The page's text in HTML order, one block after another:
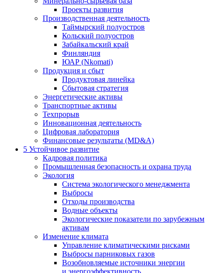
Проекты развития
Производственная деятельность
Таймырский полуостров
Кольский полуостров
Забайкальский край
Финляндия
ЮАР (Nkomati)
Продукция и сбыт
Продуктовая линейка
Сбытовая стратегия
Энергетические активы
Транспортные активы
Техпрорыв
Инновационная деятельность
Цифровая лаборатория
Финансовые результаты (MD&A)
5 Устойчивое развитие
Кадровая политика
Промышленная безопасность и охрана труда
Экология
Система экологического менеджмента
Выбросы
Отходы производства
Водные объекты
Экологические показатели по зарубежным
активам
Изменение климата
Управление климатическими рисками
Выбросы парниковых газов
Возобновляемые источники энергии
и энергоэффективность